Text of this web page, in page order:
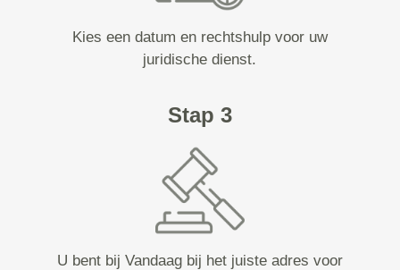
Kies een datum en rechtshulp voor uw
juridische dienst.
Stap 3
U bent bij Vandaag bij het juiste adres voor